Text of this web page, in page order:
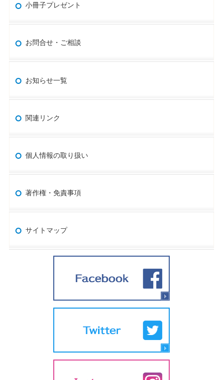
小冊子プレゼント
お問合せ・ご相談
お知らせ一覧
関連リンク
個人情報の取り扱い
著作権・免責事項
サイトマップ